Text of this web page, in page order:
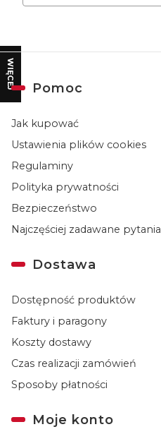
WIĘCEJLinki w stopce
Pomoc
Jak kupować
Ustawienia plików cookies
Regulaminy
Polityka prywatności
Bezpieczeństwo
Najczęściej zadawane pytania
Dostawa
Dostępność produktów
Faktury i paragony
Koszty dostawy
Czas realizacji zamówień
Sposoby płatności
Moje konto